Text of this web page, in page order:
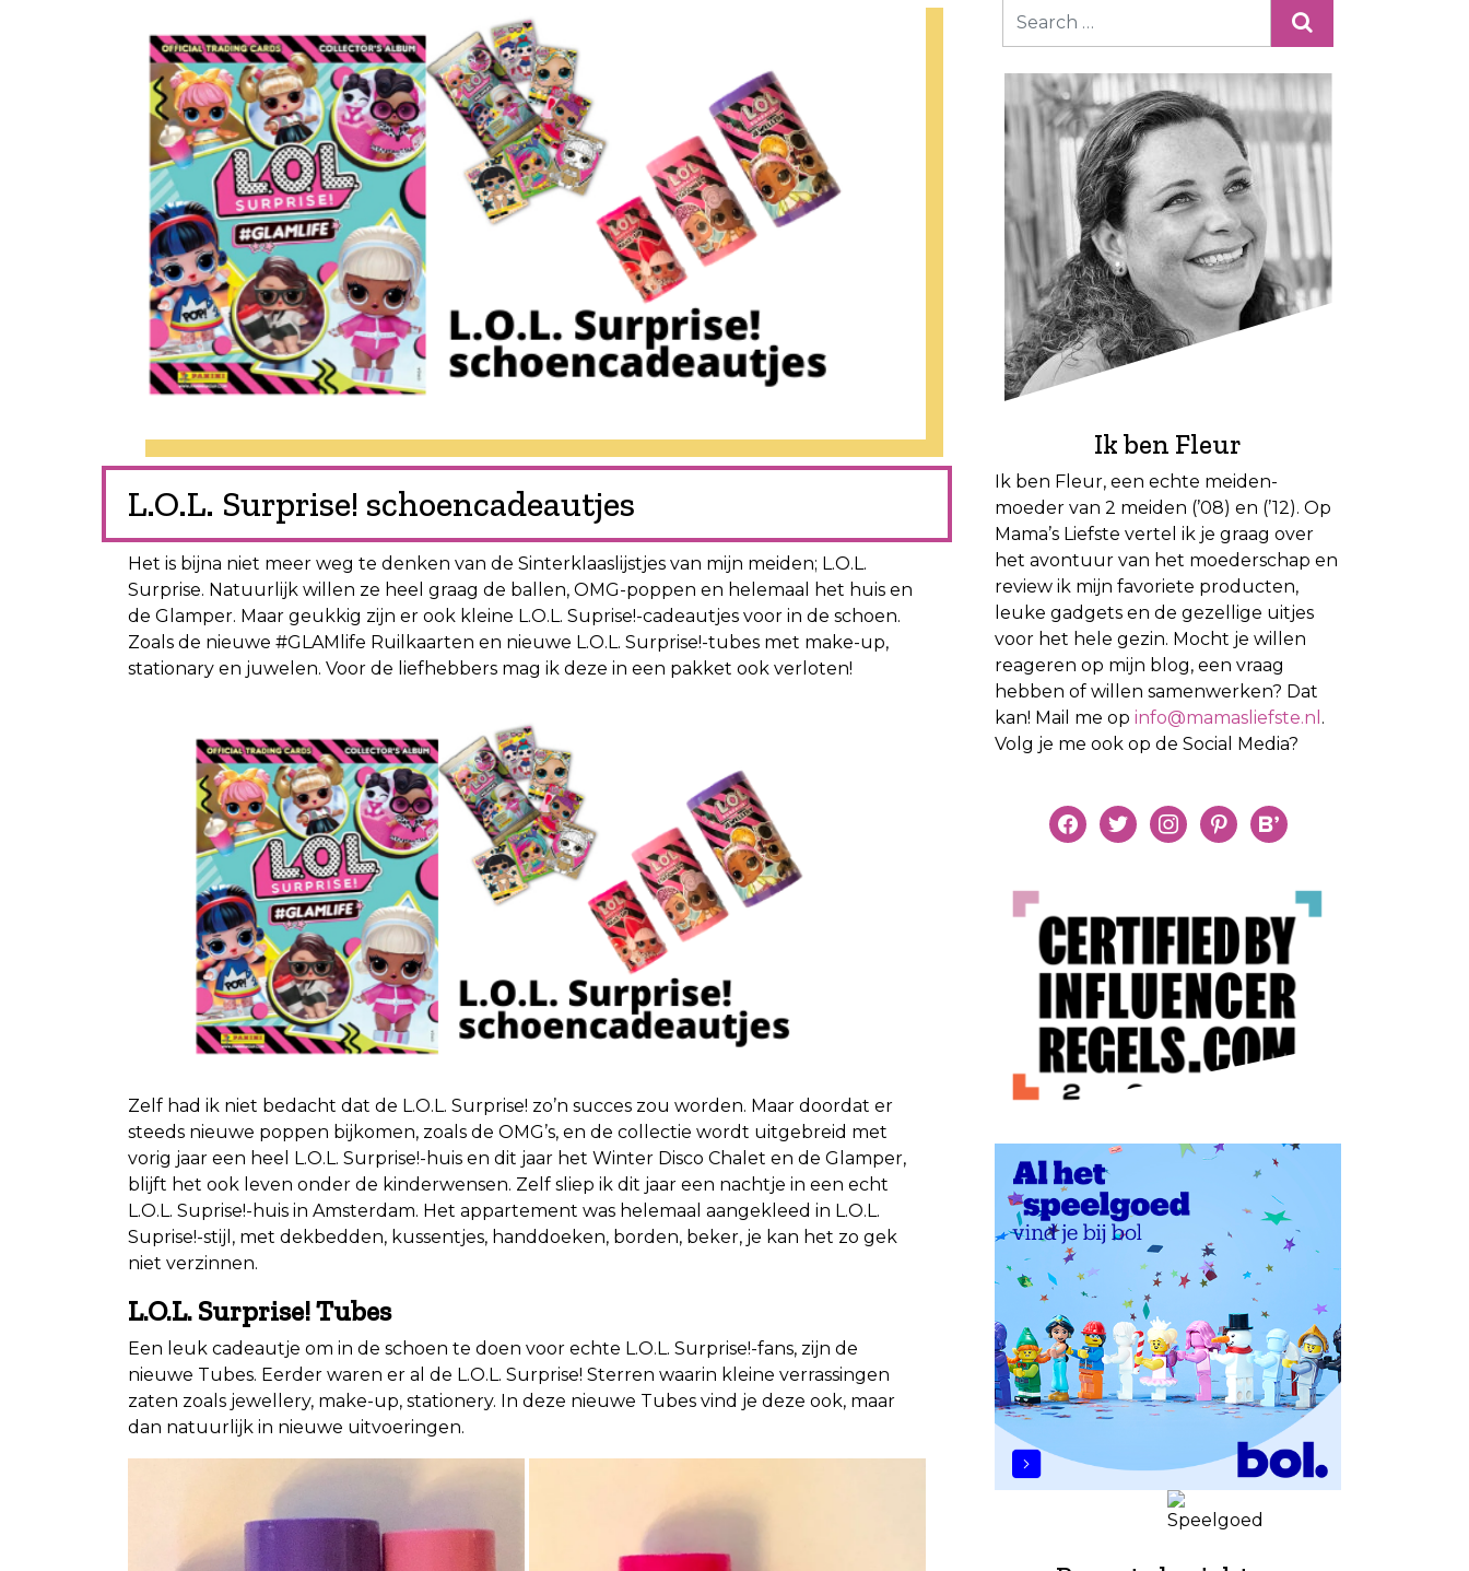
L.O.L. Surprise! schoencadeautjes
Het is bijna niet meer weg te denken van de Sinterklaaslijstjes van mijn meiden; L.O.L.
Surprise. Natuurlijk willen ze heel graag de ballen, OMG-poppen en helemaal het huis en
de Glamper. Maar geukkig zijn er ook kleine L.O.L. Suprise!-cadeautjes voor in de schoen.
Zoals de nieuwe #GLAMlife Ruilkaarten en nieuwe L.O.L. Surprise!-tubes met make-up,
stationary en juwelen. Voor de liefhebbers mag ik deze in een pakket ook verloten!
Zelf had ik niet bedacht dat de L.O.L. Surprise! zo’n succes zou worden. Maar doordat er
steeds nieuwe poppen bijkomen, zoals de OMG’s, en de collectie wordt uitgebreid met
vorig jaar een heel L.O.L. Surprise!-huis en dit jaar het Winter Disco Chalet en de Glamper,
blijft het ook leven onder de kinderwensen. Zelf sliep ik dit jaar een nachtje in een echt
L.O.L. Suprise!-huis in Amsterdam. Het appartement was helemaal aangekleed in L.O.L.
Suprise!-stijl, met dekbedden, kussentjes, handdoeken, borden, beker, je kan het zo gek
niet verzinnen.
L.O.L. Surprise! Tubes
Een leuk cadeautje om in de schoen te doen voor echte L.O.L. Surprise!-fans, zijn de
nieuwe Tubes. Eerder waren er al de L.O.L. Surprise! Sterren waarin kleine verrassingen
zaten zoals jewellery, make-up, stationery. In deze nieuwe Tubes vind je deze ook, maar
dan natuurlijk in nieuwe uitvoeringen.
Ik ben Fleur
Ik ben Fleur, een echte meiden-
moeder van 2 meiden (’08) en (’12). Op
Mama’s Liefste vertel ik je graag over
het avontuur van het moederschap en
review ik mijn favoriete producten,
leuke gadgets en de gezellige uitjes
voor het hele gezin. Mocht je willen
reageren op mijn blog, een vraag
hebben of willen samenwerken? Dat
kan! Mail me op info@mamasliefste.nl .
Volg je me ook op de Social Media?
facebooktwitterinstagrampinterestbloglovin